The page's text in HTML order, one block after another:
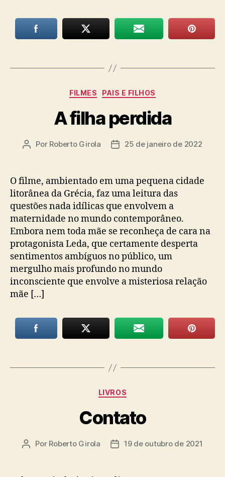
Categorias
FILMES PAIS E FILHOS
A filha perdida
Autor
Por Roberto Girola
Data25 de janeiro de 2022
O filme, ambientado em uma pequena cidade
litorânea da Grécia, faz uma leitura das
questões nada idílicas que envolvem a
maternidade no mundo contemporâneo.
Embora nem toda mãe se reconheça de cara na
protagonista Leda, que certamente desperta
sentimentos ambíguos no público, um
mergulho mais profundo no mundo
inconsciente que envolve a misteriosa relação
mãe […]
Categorias
LIVROS
Contato
Autor
Por Roberto Girola
Data19 de outubro de 2021